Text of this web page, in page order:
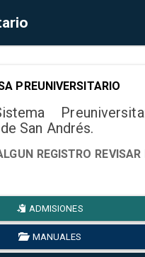
PREUNIVERSITARIO
San Andrés.
REGISTRO
ADMISIONES
MANUALES